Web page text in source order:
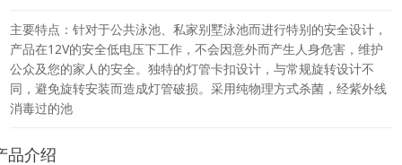
主要特点：针对于公共泳池、私家别墅泳池而进行特别的安全设计，
产品在12V的安全低电压下工作，不会因意外而产生人身危害，维护
公众及您的家人的安全。独特的灯管卡扣设计，与常规旋转设计不
同，避免旋转安装而造成灯管破损。采用纯物理方式杀菌，经紫外线
消毒过的池
品介绍